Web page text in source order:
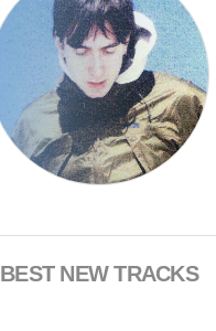
BEST NEW TRACKS